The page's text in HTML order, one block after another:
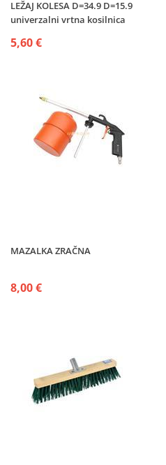
LEŽAJ KOLESA D=34.9 D=15.9
univerzalni vrtna kosilnica
5,60 €
MAZALKA ZRAČNA
8,00 €